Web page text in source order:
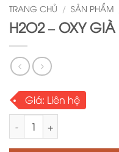
TRANG CHỦ / SẢN PHẨM
H2O2 – OXY
Giá: Liên hệ
H2O2 - OXY GIÀ 50%